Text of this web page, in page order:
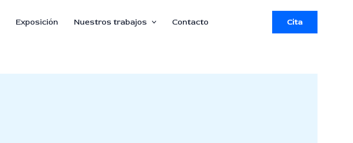
Exposición Nuestros trabajos Contacto Cita